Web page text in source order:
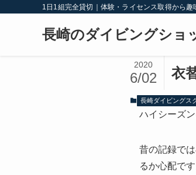
1日1組完全貸切｜体験・ライセンス取得から
長崎のダイビングショ
衣
2020
6/02
長崎ダイビングス
ハイシーズ
昔の記録で
るか心配です